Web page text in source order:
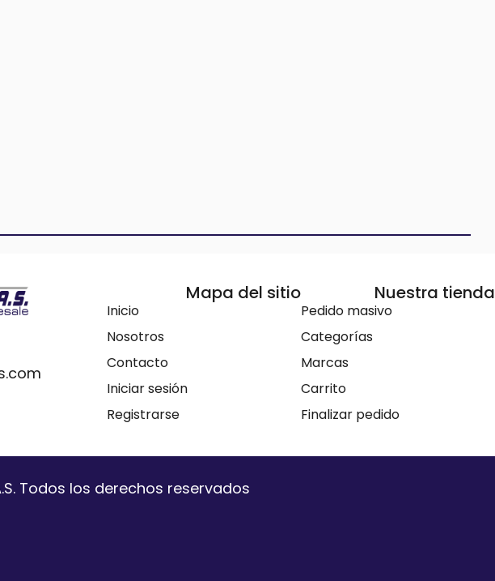
Mapa del sitio
Inicio
Nosotros
Contacto
Iniciar sesión
Registrarse
Nuestra tienda
Pedido masivo
Categorías
Marcas
Carrito
Finalizar pedido
Todos los derechos reservados